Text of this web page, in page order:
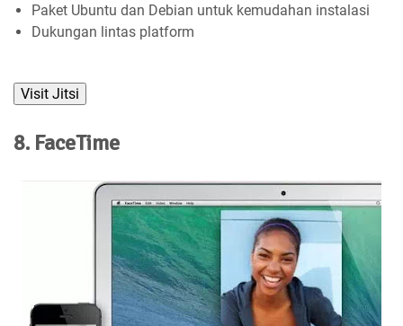
Paket Ubuntu dan Debian untuk kemudahan instalasi
Dukungan lintas platform
Visit Jitsi
8. FaceTime